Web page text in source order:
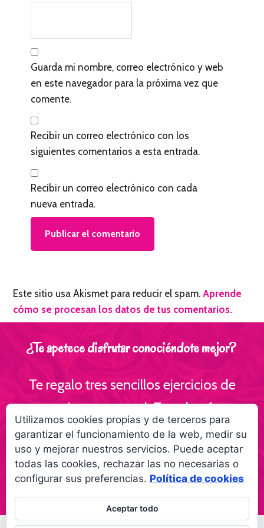
Guarda mi nombre, correo electrónico y web
en este navegador para la próxima vez que
comente.
Recibir un correo electrónico con los
siguientes comentarios a esta entrada.
Recibir un correo electrónico con cada
nueva entrada.
Este sitio usa Akismet para reducir el spam.Aprende
cómo se procesan los datos de tus comentarios.
¿Te apetece disfrutar conociéndote mejor?
Te regalo tres sencillos ejercicios de
escritura personal ¡Te volverás
interesante para ti!
Empieza a creer más en ti gracias a la
escritura
Utilizamos cookies propias y de terceros para
garantizar el funcionamiento de la web, medir su
uso y mejorar nuestros servicios. Puede aceptar
todas las cookies, rechazar las no necesarias o
configurar sus preferencias. Política de cookies
Aceptar todo